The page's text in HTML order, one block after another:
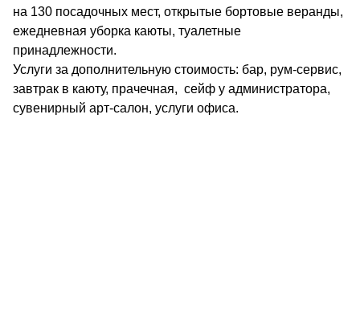
на 130 посадочных мест, открытые бортовые веранды,
ежедневная уборка каюты, туалетные
принадлежности.
Услуги за дополнительную стоимость: бар, рум-сервис,
завтрак в каюту, прачечная, сейф у администратора,
сувенирный арт-салон, услуги офиса.